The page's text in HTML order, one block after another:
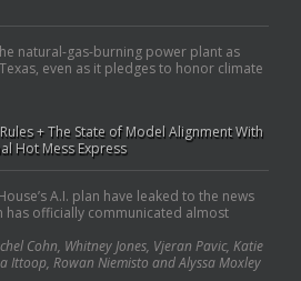
natural-gas-burning power plant as
even as it pledges to honor climate
+ The State of Model Alignment With
Hot Mess Express
A.I. plan have leaked to the news
officially communicated almost
Cohn, Whitney Jones, Vjeran Pavic, Katie
Ittoop, Rowan Niemisto and Alyssa Moxley